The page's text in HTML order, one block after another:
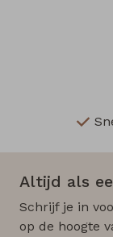
Altijd als
Schrijf je in
op de hoogte